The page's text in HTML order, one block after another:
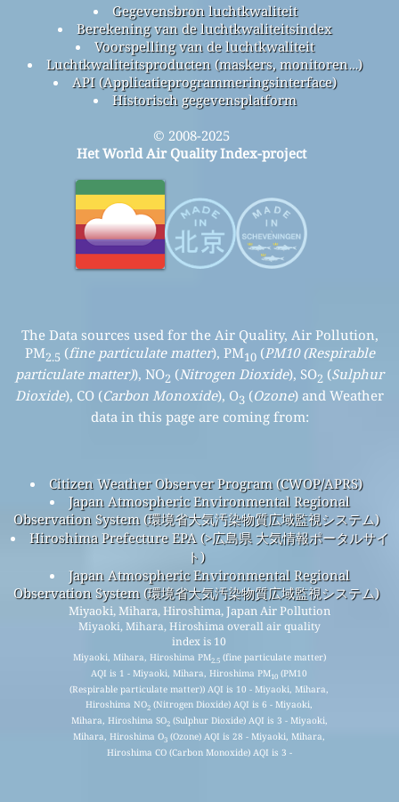
Gegevensbron luchtkwaliteit
Berekening van de luchtkwaliteitsindex
Voorspelling van de luchtkwaliteit
Luchtkwaliteitsproducten (maskers, monitoren…)
API (Applicatieprogrammeringsinterface)
Historisch gegevensplatform
© 2008-2025
Het World Air Quality Index-project
The Data sources used for the Air Quality, Air Pollution,
PM2.5 (fine particulate matter), PM10(PM10 (Respirable
particulate matter)), NO2 (Nitrogen Dioxide), SO2 (Sulphur
Dioxide), CO (Carbon Monoxide), O3 (Ozone) and Weather
data in this page are coming from:
Citizen Weather Observer Program (CWOP/APRS)
Japan Atmospheric Environmental Regional
Observation System (環境省大気汚染物質広域監視システム)
Hiroshima Prefecture EPA (>広島県 大気情報ポータルサイ
ト)
Japan Atmospheric Environmental Regional
Observation System (環境省大気汚染物質広域監視システム)
Miyaoki, Mihara, Hiroshima, Japan Air Pollution
Miyaoki, Mihara, Hiroshima overall air quality
index is 10
Miyaoki, Mihara, Hiroshima PM2.5(fine particulate matter)
AQI is 1 - Miyaoki, Mihara, Hiroshima PM10 (PM10
(Respirable particulate matter)) AQI is 10 - Miyaoki, Mihara,
Hiroshima NO2 (Nitrogen Dioxide) AQI is 6 - Miyaoki,
Mihara, Hiroshima SO2(Sulphur Dioxide) AQI is 3 - Miyaoki,
Mihara, Hiroshima O3 (Ozone) AQI is 28 - Miyaoki, Mihara,
Hiroshima CO (Carbon Monoxide) AQI is 3 -